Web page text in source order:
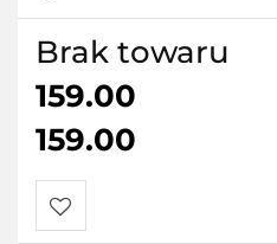
Brak towaru
159.00
159.00